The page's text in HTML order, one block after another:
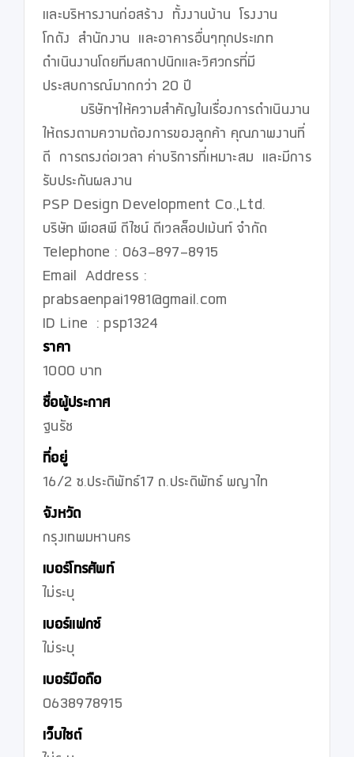
และบริหารงานก่อสร้าง  ทั้งงานบ้าน  โรงงาน
โกดัง  สำนักงาน  และอาคารอื่นๆทุกประเภท
ดำเนินงานโดยทีมสถาปนิกและวิศวกรที่มี
ประสบการณ์มากกว่า 20 ปี
ให้ตรงตามความต้องการของลูกค้า คุณภาพงานที่
ดี  การตรงต่อเวลา ค่าบริการที่เหมาะสม  และมีการ
รับประกันผลงาน
PSP Design Development Co.,Ltd.
บริษัท พีเอสพี ดีไซน์ ดีเวลล็อปเม้นท์ จำกัด
Telephone : 063-897-8915
Email  Address :
prabsaenpai1981@gmail.com
ID Line  : psp1324
ราคา
1000 บาท
ชื่อผู้ประกาศ
ฐนรัช
ที่อยู่
16/2 ซ.ประดิพัทธ์17 ถ.ประดิพัทธ์ พญาไท
จังหวัด
กรุงเทพมหานคร
เบอร์โทรศัพท์
ไม่ระบุ
เบอร์แฟกซ์
ไม่ระบุ
เบอร์มือถือ
0638978915
เว็บไซต์